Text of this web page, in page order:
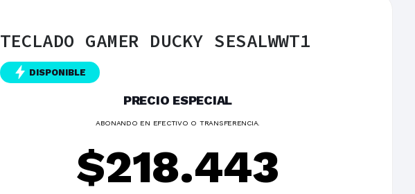
TECLADO GAMER DUCKY SESALWWT1
DISPONIBLE
PRECIO ESPECIAL
ABONANDO EN EFECTIVO O TRANSFERENCIA.
$218.443